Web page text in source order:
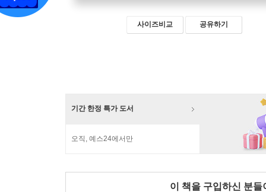
사이즈비교 공유하기
기간 한정 특가 도서
오직, 예스24에서만
이 책을 구입하신 분